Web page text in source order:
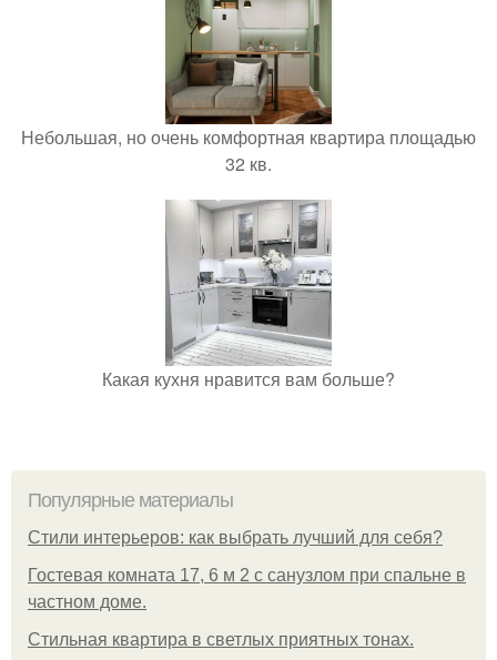
Небольшая, но очень комфортная квартира площадью
32 кв.
Какая кухня нравится вам больше?
Популярные материалы
Стили интерьеров: как выбрать лучший для себя?
Гостевая комната 17, 6 м 2 с санузлом при спальне в
частном доме.
Стильная квартира в светлых приятных тонах.